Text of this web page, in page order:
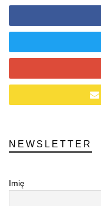
NEWSLETTER
Imię